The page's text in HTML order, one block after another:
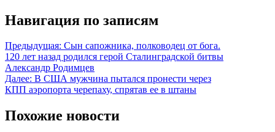
Навигация по записям
Предыдущая: Сын сапожника, полководец от бога.
120 лет назад родился герой Сталинградской битвы
Александр Родимцев
Далее: В США мужчина пытался пронести через
КПП аэропорта черепаху, спрятав ее в штаны
Похожие новости